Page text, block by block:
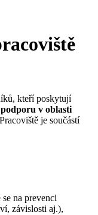
kteří poskytují
podporu v oblasti
je součástí
na prevenci
závislosti aj.),